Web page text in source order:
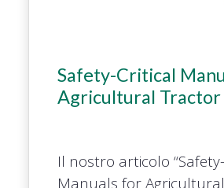
Safety-Critical
Agricultural
Il nostro articolo
Manuals for